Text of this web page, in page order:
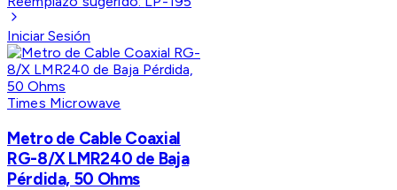
Iniciar Sesión
Times Microwave
Metro de Cable Coaxial
RG-8/X LMR240 de Baja
Pérdida, 50 Ohms